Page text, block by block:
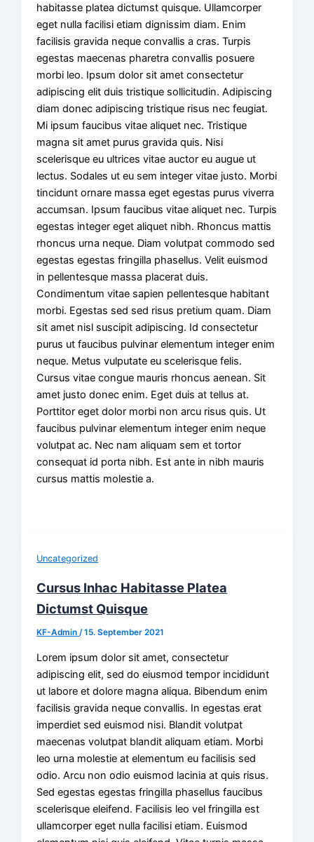
habitasse platea dictumst quisque. Ullamcorper
eget nulla facilisi etiam dignissim diam. Enim
facilisis gravida neque convallis a cras. Turpis
egestas maecenas pharetra convallis posuere
morbi leo. Ipsum dolor sit amet consectetur
adipiscing elit duis tristique sollicitudin. Adipiscing
diam donec adipiscing tristique risus nec feugiat.
Mi ipsum faucibus vitae aliquet nec. Tristique
magna sit amet purus gravida quis. Nisi
scelerisque eu ultrices vitae auctor eu augue ut
lectus. Sodales ut eu sem integer vitae justo. Morbi
tincidunt ornare massa eget egestas purus viverra
accumsan. Ipsum faucibus vitae aliquet nec. Turpis
egestas integer eget aliquet nibh. Rhoncus mattis
rhoncus urna neque. Diam volutpat commodo sed
egestas egestas fringilla phasellus. Velit euismod
in pellentesque massa placerat duis.
Condimentum vitae sapien pellentesque habitant
morbi. Egestas sed sed risus pretium quam. Diam
sit amet nisl suscipit adipiscing. Id consectetur
purus ut faucibus pulvinar elementum integer enim
neque. Metus vulputate eu scelerisque felis.
Cursus vitae congue mauris rhoncus aenean. Sit
amet justo donec enim. Eget duis at tellus at.
Porttitor eget dolor morbi non arcu risus quis. Ut
faucibus pulvinar elementum integer enim neque
volutpat ac. Nec nam aliquam sem et tortor
consequat id porta nibh. Est ante in nibh mauris
cursus mattis molestie a.
Uncategorized
Cursus Inhac Habitasse Platea
Dictumst Quisque
KF-Admin/15. September 2021
Lorem ipsum dolor sit amet, consectetur
adipiscing elit, sed do eiusmod tempor incididunt
ut labore et dolore magna aliqua. Bibendum enim
facilisis gravida neque convallis. In egestas erat
imperdiet sed euismod nisi. Blandit volutpat
maecenas volutpat blandit aliquam etiam. Morbi
leo urna molestie at elementum eu facilisis sed
odio. Arcu non odio euismod lacinia at quis risus.
Sed egestas egestas fringilla phasellus faucibus
scelerisque eleifend. Facilisis leo vel fringilla est
ullamcorper eget nulla facilisi etiam. Euismod